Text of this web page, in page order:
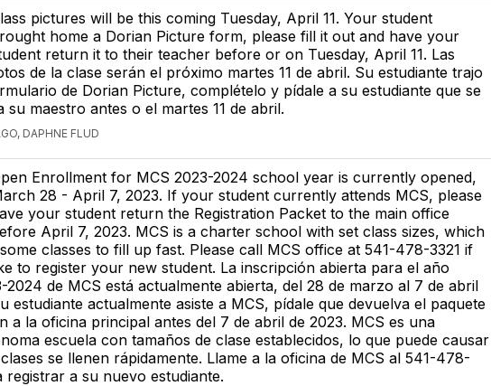
pictures will be this coming Tuesday, April 11. Your student
home a Dorian Picture form, please fill it out and have your
return it to their teacher before or on Tuesday, April 11. Las
de la clase serán el próximo martes 11 de abril. Su estudiante trajo
de Dorian Picture, complételo y pídale a su estudiante que se
su maestro antes o el martes 11 de abril.
DAPHNE FLUD
Enrollment for MCS 2023-2024 school year is currently opened,
28 - April 7, 2023. If your student currently attends MCS, please
your student return the Registration Packet to the main office
April 7, 2023. MCS is a charter school with set class sizes, which
classes to fill up fast. Please call MCS office at 541-478-3321 if
to register your new student. La inscripción abierta para el año
2024 de MCS está actualmente abierta, del 28 de marzo al 7 de abril
estudiante actualmente asiste a MCS, pídale que devuelva el paquete
a la oficina principal antes del 7 de abril de 2023. MCS es una
escuela con tamaños de clase establecidos, lo que puede causar
se llenen rápidamente. Llame a la oficina de MCS al 541-478-
registrar a su nuevo estudiante.